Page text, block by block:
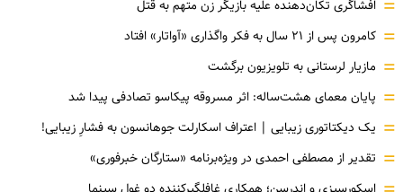
= افشاگری‌ تکان‌دهنده علیه بازیگر زن متهم به قتل
= کامرون پس از ۲۱ سال به فکر واگذاری «آواتار» افتاد
= مازیار لرستانی به تلویزیون برگشت
= پایان معمای هشت‌ساله: اثر مسروقه پیکاسو تصادفی پیدا شد
= یک دیکتاتوری زیبایی | اعتراف اسکارلت جوهانسون به فشارِ زیبایی!
= تقدیر از مصطفی احمدی در ویژه‌برنامه «ستارگان خبرفوری»